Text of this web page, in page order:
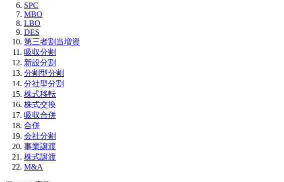
SPC
MBO
LBO
DES
第三者割当増資
吸収分割
新設分割
分割型分割
分社型分割
株式移転
株式交換
吸収合併
合併
会社分割
事業譲渡
株式譲渡
M&A